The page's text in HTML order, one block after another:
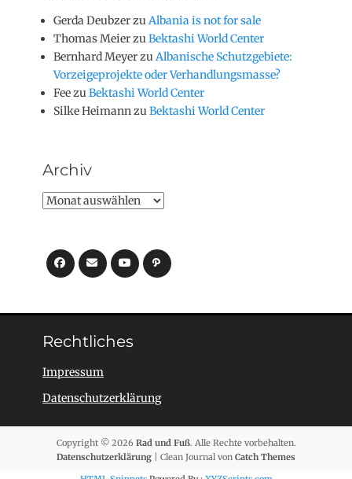
Gerda DeubzerzuAlbania is not for sale
Thomas MeierzuBektashi World Center
Bernhard MeyerzuAlbanische Schutzgebiete:
Vorzeigeprojekte oder Verhandlungsmasse?
FeezuBektashi World Center
Silke HeimannzuBektashi World Center
Archiv
Archiv
Facebook
E-
Mail
YouTube
Pfad
Rechtliches
Impressum
Datenschutzerklärung
Copyright © 2026 Rad und Fuß. Alle Rechte vorbehalten.
Datenschutzerklärung | Clean Journal von Catch Themes